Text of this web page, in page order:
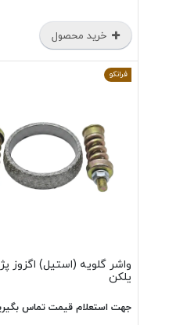
خرید محصول
فرانکو
یلکن
جهت استعلام قیمت تماس